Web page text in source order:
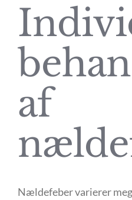
af
Nældefeber varierer